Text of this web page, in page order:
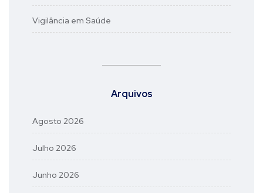
Vigilância em Saúde
Arquivos
Agosto 2026
Julho 2026
Junho 2026